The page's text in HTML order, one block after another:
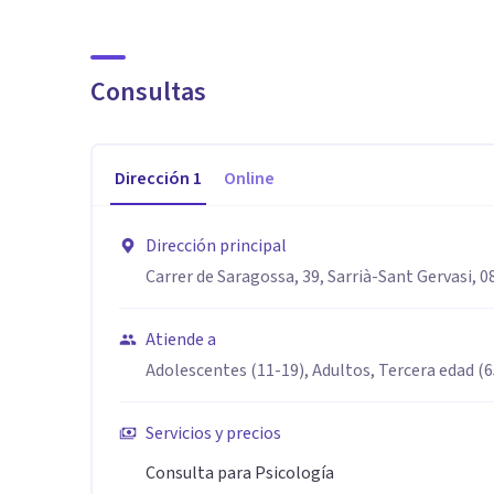
y comportamiento que puedan estar causando
detenido, identificaremos y abordaremos los
Utilizaré herramientas integradoras y adaptaré
Consultas
Dirección 1 Online
Dirección principal
Carrer de Saragossa, 39, Sarrià-Sant Gervasi,
Atiende a
Adolescentes (11-19), Adultos, Tercera edad
Servicios y precios
Consulta para Psicología